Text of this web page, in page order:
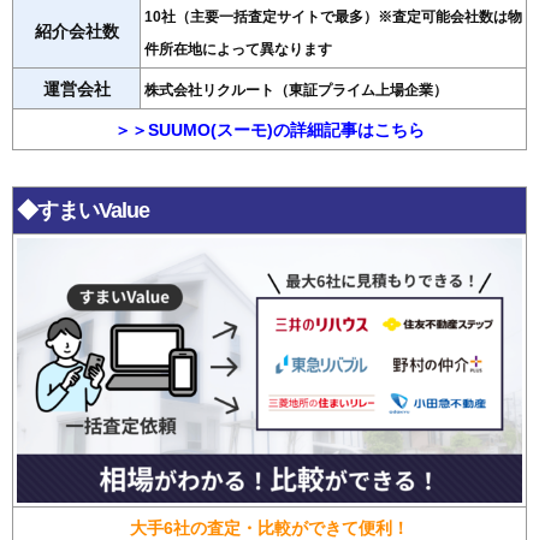
紹介会社数
10社（主要一括査定サイトで最多）※査定可能会社数は物
件所在地によって異なります
運営会社 株式会社リクルート（東証プライム上場企業）
＞＞SUUMO(スーモ)の詳細記事はこちら
◆すまいValue
大手6社の査定・比較ができて便利！